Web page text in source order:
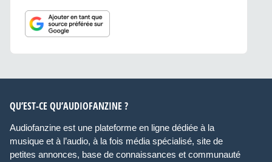
QU’EST-CE QU’AUDIOFANZINE ?
Audiofanzine est une plateforme en ligne dédiée à la
musique et à l’audio, à la fois média spécialisé, site de
petites annonces, base de connaissances et communauté